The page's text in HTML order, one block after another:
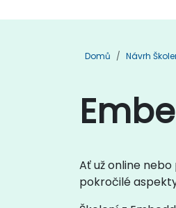
Domů Návrh
Ať už online
pokročilé